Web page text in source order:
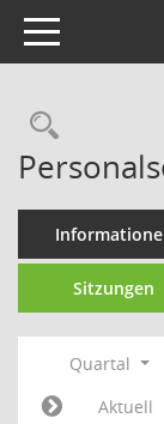
Toggle navigation
Sitzungen
Quartal
Aktuell